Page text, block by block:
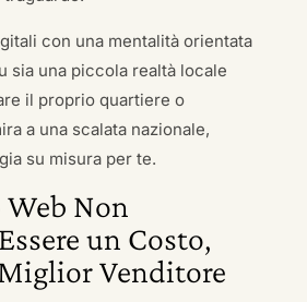
con una mentalità orientata
sia una piccola realtà locale
il proprio quartiere o
a una scalata nazionale,
su misura per te.
Non
un Costo,
Venditore